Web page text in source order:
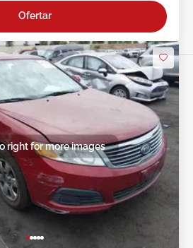
Ofertar
right for more images